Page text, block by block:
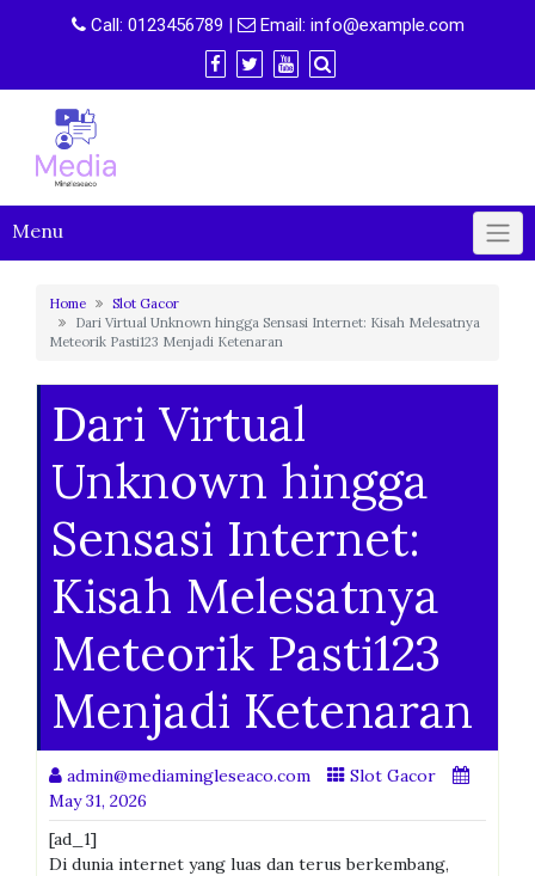
Call: 0123456789 | Email: info@example.com
Menu
Home
Slot Gacor
Dari Virtual Unknown hingga Sensasi Internet: Kisah Melesatnya
Meteorik Pasti123 Menjadi Ketenaran
Dari Virtual
Unknown hingga
Sensasi Internet:
Kisah Melesatnya
Meteorik Pasti123
Menjadi Ketenaran
admin@mediamingleseaco.com
Slot Gacor
May 31, 2026
[ad_1]
Di dunia internet yang luas dan terus berkembang,